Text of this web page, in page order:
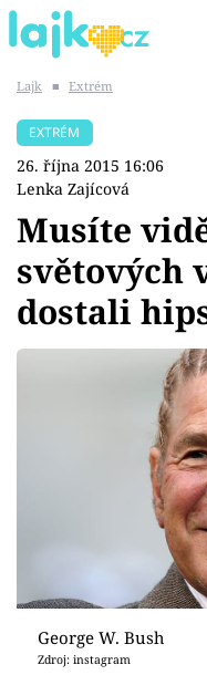
SHOPAHOLICADEL
Témata
Showbyznys
Sex a vztahy
Sledujte prima+
Přihlášení
Lajk ■ Extrém
EXTRÉM
26. října 2015 16:06
Lenka Zajícová
Musíte
světových
dostali
George W. Bush
Zdroj: instagram